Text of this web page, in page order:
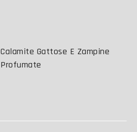
Calamite Gattose E Zampine
Profumate